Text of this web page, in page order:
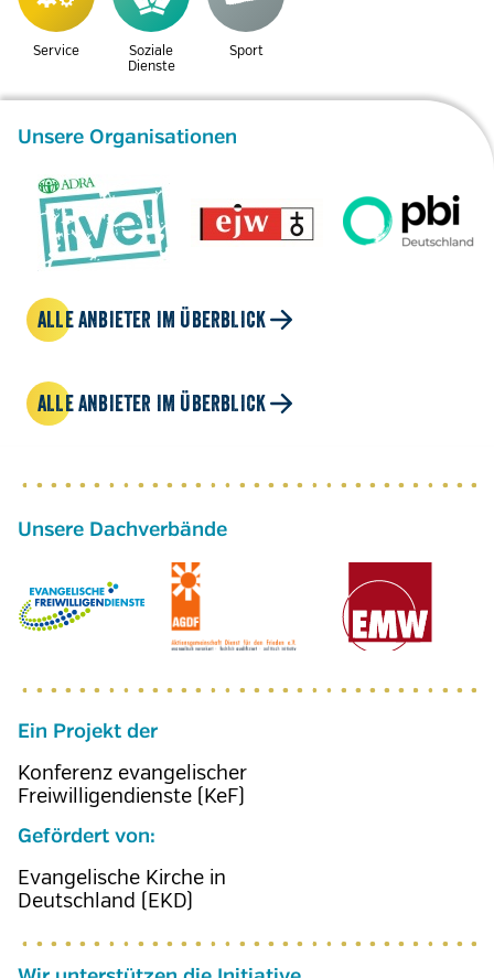
Service
Soziale
Dienste
Sport
Unsere Organisationen
ALLE ANBIETER IM ÜBERBLICK
ALLE ANBIETER IM ÜBERBLICK
Ein Projekt der
Konferenz evangelischer
Freiwilligendienste (KeF)
Gefördert von:
Evangelische Kirche in
Deutschland (EKD)